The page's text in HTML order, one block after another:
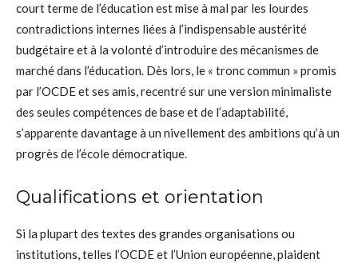
court terme de l’éducation est mise à mal par les lourdes
contradictions internes liées à l’indispensable austérité
budgétaire et à la volonté d’introduire des mécanismes de
marché dans l’éducation. Dès lors, le « tronc commun » promis
par l’OCDE et ses amis, recentré sur une version minimaliste
des seules compétences de base et de l’adaptabilité,
s’apparente davantage à un nivellement des ambitions qu’à un
progrès de l’école démocratique.
Qualifications et orientation
Si la plupart des textes des grandes organisations ou
institutions, telles l’OCDE et l’Union européenne, plaident